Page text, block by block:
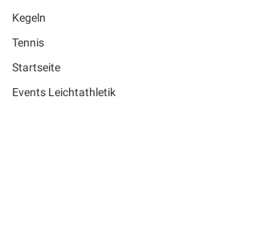
Kegeln
Tennis
Startseite
Events Leichtathletik